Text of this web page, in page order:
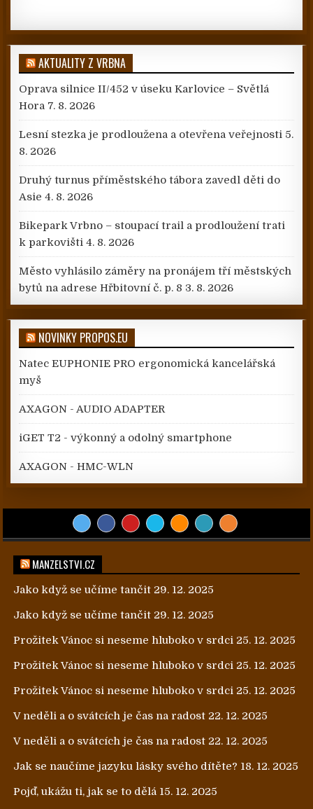
AKTUALITY Z VRBNA
Oprava silnice II/452 v úseku Karlovice – Světlá
Hora 7. 8. 2026
Lesní stezka je prodloužena a otevřena veřejnosti 5.
8. 2026
Druhý turnus příměstského tábora zavedl děti do
Asie 4. 8. 2026
Bikepark Vrbno – stoupací trail a prodloužení trati
k parkovišti 4. 8. 2026
Město vyhlásilo záměry na pronájem tří městských
bytů na adrese Hřbitovní č. p. 8 3. 8. 2026
NOVINKY PROPOS.EU
Natec EUPHONIE PRO ergonomická kancelářská
myš
AXAGON - AUDIO ADAPTER
iGET T2 - výkonný a odolný smartphone
AXAGON - HMC-WLN
MANZELSTVI.CZ
Jako když se učíme tančit 29. 12. 2025
Jako když se učíme tančit 29. 12. 2025
Prožitek Vánoc si neseme hluboko v srdci 25. 12. 2025
Prožitek Vánoc si neseme hluboko v srdci 25. 12. 2025
Prožitek Vánoc si neseme hluboko v srdci 25. 12. 2025
V neděli a o svátcích je čas na radost 22. 12. 2025
V neděli a o svátcích je čas na radost 22. 12. 2025
Jak se naučíme jazyku lásky svého dítěte? 18. 12. 2025
Pojď, ukážu ti, jak se to dělá 15. 12. 2025